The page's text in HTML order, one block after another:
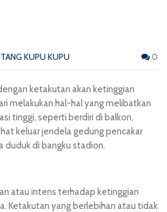
KUPU KUPU 0
ketakutan akan ketinggian
melakukan hal-hal yang melibatkan
tinggi, seperti berdiri di balkon,
keluar jendela gedung pencakar
duduk di bangku stadion.
atau intens terhadap ketinggian
Ketakutan yang berlebihan atau tidak